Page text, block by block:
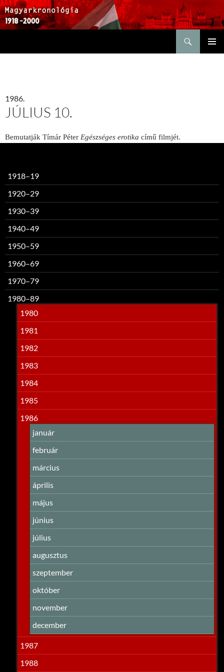
1986.
JÚLIUS 10.
Bemutatják Tímár Péter Egészséges erotika című filmjét.
1918–19
1920–29
1930–39
1940–49
1950–59
1960–69
1970–79
1980–89
1980
1981
1982
1983
1984
1985
1986
január
február
március
április
május
június
július
augusztus
szeptember
október
november
december
1987
1988